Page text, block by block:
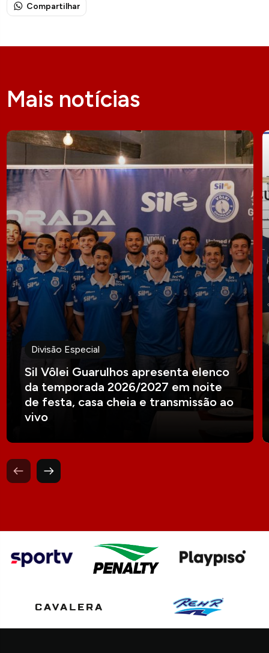
Compartilhar
Mais notícias
Divisão Especial
Sil Vôlei Guarulhos apresenta elenco
da temporada 2026/2027 em noite
de festa, casa cheia e transmissão ao
vivo